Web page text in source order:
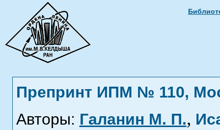
Препринт ИПМ № 110,
Авторы: Галанин М. П.,